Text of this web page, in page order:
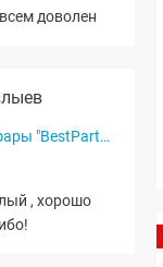
доволен
Светодиодные фары "BestPartner" HP-HLD-003 80w для...
, хорошо